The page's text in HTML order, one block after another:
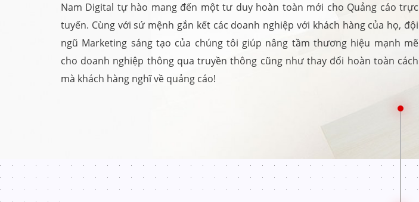
Nam Digital tự hào mang đến một tư duy hoàn toàn mới cho Quảng cáo trực
tuyến. Cùng với sứ mệnh gắn kết các doanh nghiệp với khách hàng của họ, đội
ngũ Marketing sáng tạo của chúng tôi giúp nâng tầm thương hiệu mạnh mẽ
cho doanh nghiệp thông qua truyền thông cũng như thay đổi hoàn toàn cách
mà khách hàng nghĩ về quảng cáo!